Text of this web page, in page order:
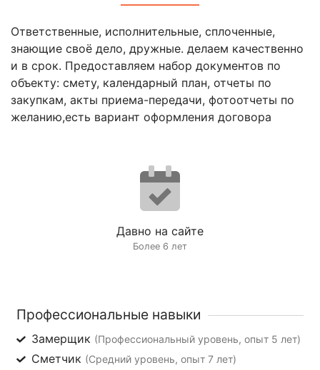
Ответственные, исполнительные, сплоченные,
знающие своё дело, дружные. делаем качественно
и в срок. Предоставляем набор документов по
объекту: смету, календарный план, отчеты по
закупкам, акты приема-передачи, фотоотчеты по
желанию,есть вариант оформления договора
Давно на сайте
Более 6 лет
Профессиональные навыки
Замерщик (Профессиональный уровень, опыт 5 лет)
Сметчик (Средний уровень, опыт 7 лет)